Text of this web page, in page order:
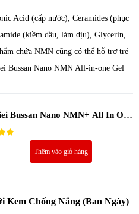
Acid (cấp nước), Ceramides (phục
(kiềm dầu, làm dịu), Glycerin,
chứa NMN cũng có thể hỗ trợ trẻ
Bussan Nano NMN All-in-one Gel
Bussan Nano NMN+ All In One
Thêm vào giỏ hàng
Kem Chống Nắng (Ban Ngày)